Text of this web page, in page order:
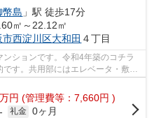
幣島 」駅 徒歩17分
㎡～22.12㎡
市西淀川区大和田 ４丁目
ションです。令和4年築のコチラ
す。共用部にはエレベータ・敷地
...
万円 (管理費等：7,660円 )
- 礼金 0ヶ月